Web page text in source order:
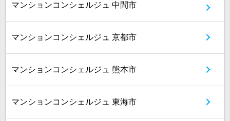
マンションコンシェルジュ 中間市
マンションコンシェルジュ 京都市
マンションコンシェルジュ 熊本市
マンションコンシェルジュ 東海市